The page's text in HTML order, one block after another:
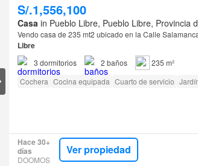
S/.1,556,100
Casain Pueblo Libre, Pueblo Libre, Provincia
Vendo casa de 235 mt2 ubicado en la Calle
Libre
3 dormitorios 2 baños
235 m²
Cochera Cocina equipada Cuarto de servicio
Hace 30+
días
DOOMOS
Ver propiedad